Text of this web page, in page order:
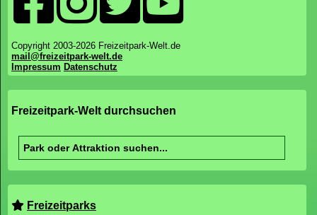
Copyright 2003-2026 Freizeitpark-Welt.de
mail@freizeitpark-welt.de
Impressum Datenschutz
Freizeitpark-Welt durchsuchen
Freizeitparks